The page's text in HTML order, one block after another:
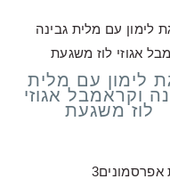
לימון עם מלית
וקראמבל אגוזי
לוז משגעת